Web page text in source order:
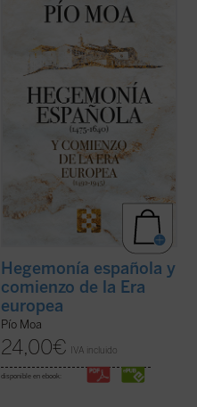
la época como comienzo de la que puede
llamarse la «Era Europea», en la que el
especialmente de España, Francia e
Inglaterra, países sucesivamente
hegemónicos, ...
(ver ficha)
Hegemonía española y
comienzo de la Era
europea
Pío Moa
24,00€ IVA incluido
disponible en ebook: